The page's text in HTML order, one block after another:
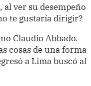
ver su desempeño
te gustaría dirigir?
Claudio Abbado.
cosas de una forma
a Lima buscó al